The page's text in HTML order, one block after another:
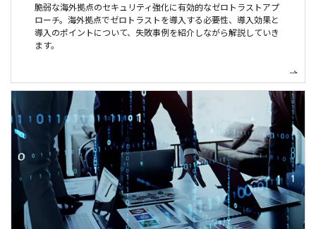
脆弱な海外拠点のセキュリティ強化に有効的なゼロトラストアプ
ローチ。海外拠点でゼロトラストを導入する必要性、導入効果と
導入のポイントについて、失敗事例を紹介しながら解説していき
ます。